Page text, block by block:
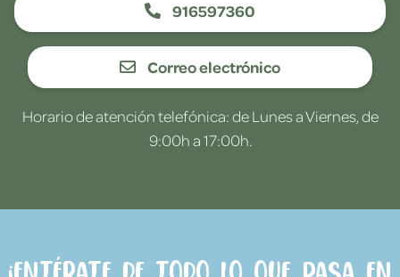
916597360
Correo electrónico
Horario de atención telefónica: de Lunes a Viernes, de
9:00h a 17:00h.